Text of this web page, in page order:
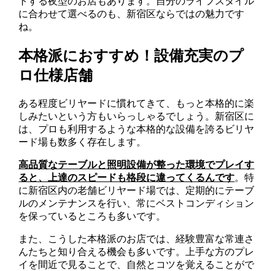
に合わせて選べるのも、新宿区ならではの魅力です
ね。
本格派におすすめ！設備充実のプ
ロ仕様店舗
ある程度ビリヤードに慣れてきて、もっと本格的に楽
しみたいという方もいらっしゃるでしょう。新宿区に
は、プロも利用するような本格的な設備を誇るビリヤ
ード場も数多く存在します。
高品質なテーブルと照明設備が整った環境でプレイす
ると、上達のスピードも格段に違ってくるんです。特
に新宿区内の老舗ビリヤード場では、定期的にテーブ
ルのメンテナンスを行い、常にベストコンディション
を保っているところも多いです。
また、こうした本格派のお店では、経験豊富な常連さ
んたちと知り合える機会も多いです。上手な方のプレ
イを間近で見ることで、自然とコツを覚えることがで